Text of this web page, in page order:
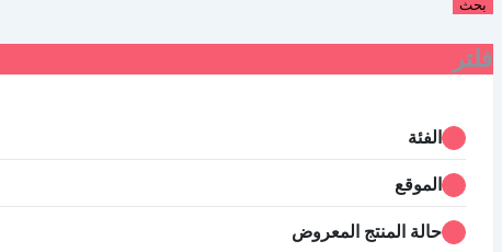
بحث
فلتر
الفئة
الموقع
حالة المنتج المعروض